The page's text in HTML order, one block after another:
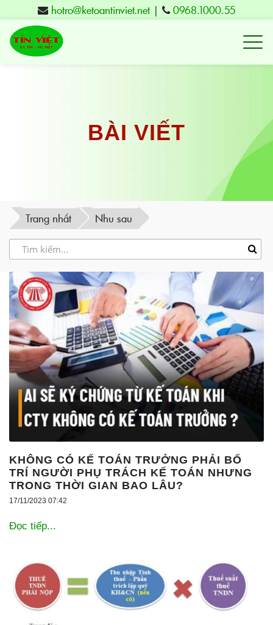
hotro@ketoantinviet.net| 0968.1000.55
Kế
Phú
Yên
tạo
Việt
-
BÀI VIẾT
Trang nhất Nhu sau
KHÔNG CÓ KẾ TOÁN TRƯỞNG PHẢI BỐ
TRÍ NGƯỜI PHỤ TRÁCH KẾ TOÁN NHƯNG
TRONG THỜI GIAN BAO LÂU?
17/11/2023 07:42
Đọc tiếp...